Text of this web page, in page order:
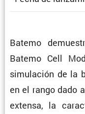
Batemo
Batemo Cell
simula­ción de la
en el rango dado
extensa, la